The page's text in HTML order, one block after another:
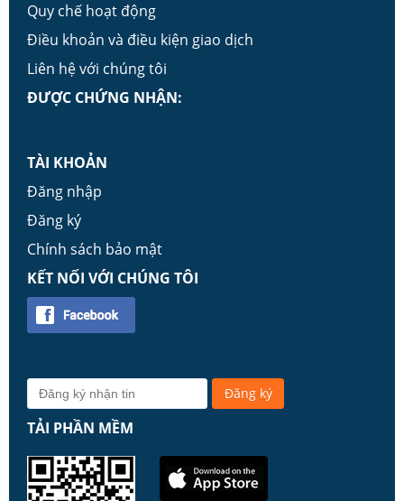
Quy chế hoạt động
Điều khoản và điều kiện giao dịch
Liên hệ với chúng tôi
ĐƯỢC CHỨNG NHẬN:
TÀI KHOẢN
Đăng nhập
Đăng ký
Chính sách bảo mật
KẾT NỐI VỚI CHÚNG TÔI
TẢI PHẦN MỀM